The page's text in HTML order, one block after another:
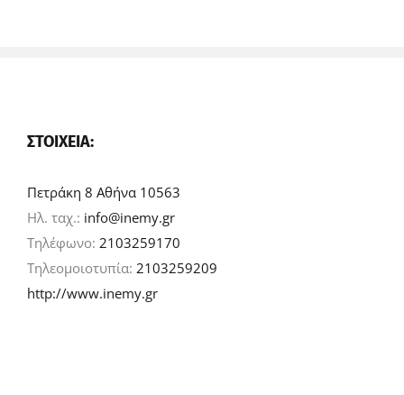
ΣΤΟΙΧΕΊΑ:
Πετράκη 8 Αθήνα 10563
Ηλ. ταχ.: info@inemy.gr
Τηλέφωνο: 2103259170
Τηλεομοιοτυπία: 2103259209
http://www.inemy.gr